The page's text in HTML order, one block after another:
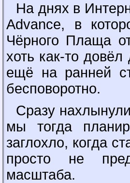
На днях в
Advance, в
Чёрного Плаща
хоть как-то
ещё на ранней
бесповоротно.
Сразу
мы тогда
заглохло, когда
просто не
масштаба.